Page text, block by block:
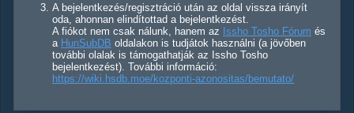
A bejelentkezés/regisztráció után az oldal vissza irányít
oda, ahonnan elindítottad a bejelentkezést.
A fiókot nem csak nálunk, hanem az Issho Tosho Fórum és
a HunSubDB oldalakon is tudjátok használni (a jövőben
további olalak is támogathatják az Issho Tosho
bejelentkezést). További információ:
https://wiki.hsdb.moe/kozponti-azonositas/bemutato/